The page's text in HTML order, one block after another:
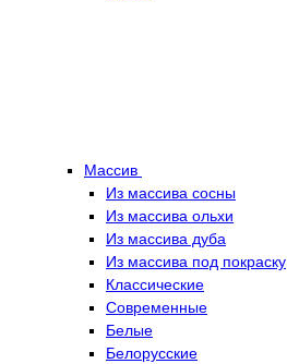
Массив
Из массива сосны
Из массива ольхи
Из массива дуба
Из массива под покраску
Классические
Современные
Белые
Белорусские